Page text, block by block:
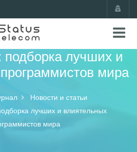
подборка лучших и
мира
Новости и статьи
лучших и влиятельных
мира